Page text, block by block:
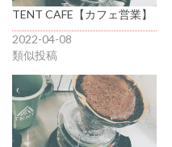
TENT CAFE【カフェ営業】
2022-04-08
類似投稿